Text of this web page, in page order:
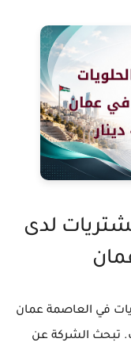
لدى
في العاصمة عمان
. تبحث الشركة عن